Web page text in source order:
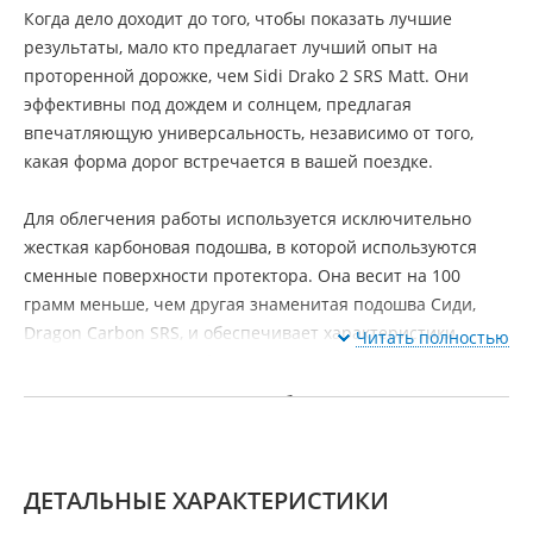
Когда дело доходит до того, чтобы показать лучшие
результаты, мало кто предлагает лучший опыт на
проторенной дорожке, чем Sidi Drako 2 SRS Matt. Они
эффективны под дождем и солнцем, предлагая
впечатляющую универсальность, независимо от того,
какая форма дорог встречается в вашей поездке.
Для облегчения работы используется исключительно
жесткая карбоновая подошва, в которой используются
сменные поверхности протектора. Она весит на 100
грамм меньше, чем другая знаменитая подошва Сиди,
Dragon Carbon SRS, и обеспечивает характеристики
Когда дело доходит до того, чтобы показать лучшие
эффективны под дождем и солнцем, предлагая
впечатляющую универсальность, независимо от того,
Читать полностью
ДЕТАЛЬНЫЕ ХАРАКТЕРИСТИКИ